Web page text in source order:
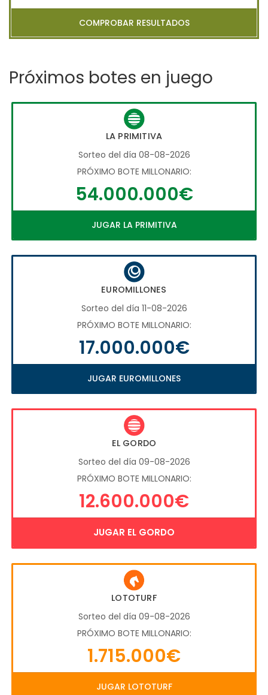
COMPROBAR RESULTADOS
Próximos botes en juego
LA PRIMITIVA
Sorteo del día 08-08-2026
PRÓXIMO BOTE MILLONARIO:
54.000.000€
JUGAR LA PRIMITIVA
EUROMILLONES
Sorteo del día 11-08-2026
PRÓXIMO BOTE MILLONARIO:
17.000.000€
JUGAR EUROMILLONES
EL GORDO
Sorteo del día 09-08-2026
PRÓXIMO BOTE MILLONARIO:
12.600.000€
JUGAR EL GORDO
LOTOTURF
Sorteo del día 09-08-2026
PRÓXIMO BOTE MILLONARIO:
1.715.000€
JUGAR LOTOTURF